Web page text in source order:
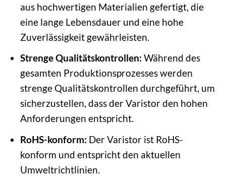
aus hochwertigen Materialien gefertigt, die
eine lange Lebensdauer und eine hohe
Zuverlässigkeit gewährleisten.
Strenge Qualitätskontrollen: Während des
gesamten Produktionsprozesses werden
strenge Qualitätskontrollen durchgeführt, um
sicherzustellen, dass der Varistor den hohen
Anforderungen entspricht.
RoHS-konform: Der Varistor ist RoHS-
konform und entspricht den aktuellen
Umweltrichtlinien.